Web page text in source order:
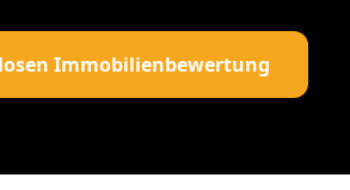
Immobilienbewertung